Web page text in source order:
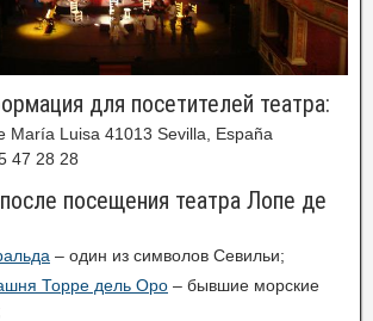
для посетителей театра:
María Luisa 41013 Sevilla, España
47 28 28
посещения театра Лопе де
– один из символов Севильи;
Торре дель Оро – бывшие морские